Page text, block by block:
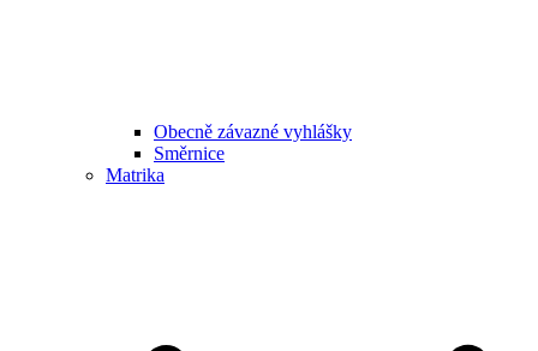
Obecně závazné vyhlášky
Směrnice
Matrika